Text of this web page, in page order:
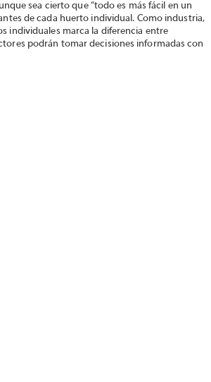
sea cierto que “todo es más fácil en un
de cada huerto individual. Como industria,
individuales marca la diferencia entre
podrán tomar decisiones informadas con